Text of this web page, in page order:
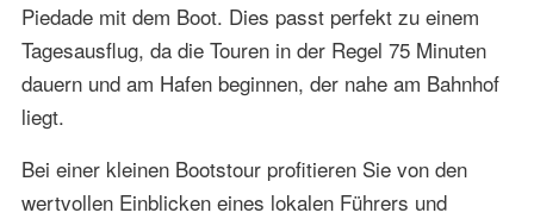
Piedade mit dem Boot. Dies passt perfekt zu einem
Tagesausflug, da die Touren in der Regel 75 Minuten
dauern und am Hafen beginnen, der nahe am Bahnhof
liegt.
Bei einer kleinen Bootstour profitieren Sie von den
wertvollen Einblicken eines lokalen Führers und